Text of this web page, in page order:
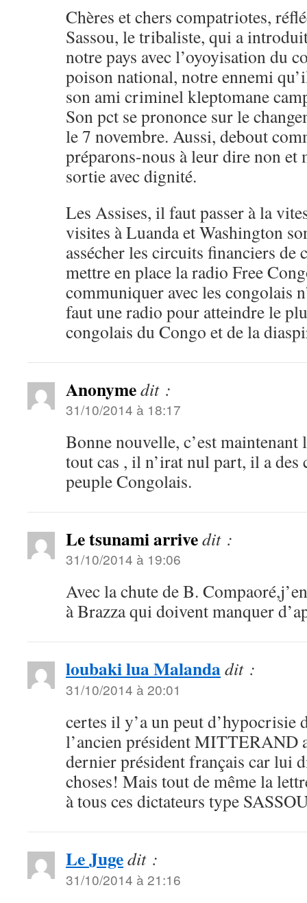
Chères et chers compatriotes,
Sassou, le tribaliste, qui a
notre pays avec l’oyoyisation du
poison national, notre ennemi
son ami criminel kleptomane
Son pct se prononce sur le
le 7 novembre. Aussi, debout
préparons-nous à leur dire non et
sortie avec dignité.
Les Assises, il faut passer à la
visites à Luanda et Washington
assécher les circuits financiers de
mettre en place la radio Free
communiquer avec les congolais
faut une radio pour atteindre le
congolais du Congo et de la
Anonymedit :
31/10/2014 à 18:17
Bonne nouvelle, c’est maintenant
tout cas , il n’irat nul part, il a des
peuple Congolais.
Le tsunami arrivedit :
31/10/2014 à 19:06
Avec la chute de B.
à Brazza qui doivent manquer
loubaki lua Malandadit :
31/10/2014 à 20:01
certes il y’a un peut d’hypocrisie
l’ancien président MITTERAND
dernier président français car lui
choses! Mais tout de même la
à tous ces dictateurs type
Le Jugedit :
31/10/2014 à 21:16